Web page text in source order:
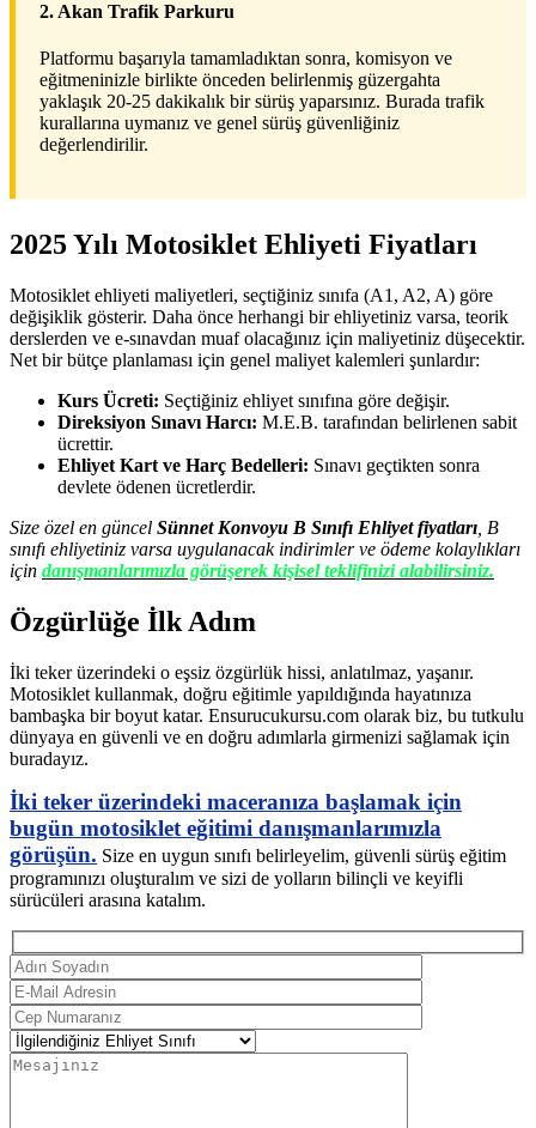
2. Akan Trafik Parkuru
Platformu başarıyla tamamladıktan sonra, komisyon ve
eğitmeninizle birlikte önceden belirlenmiş güzergahta
yaklaşık 20-25 dakikalık bir sürüş yaparsınız. Burada trafik
kurallarına uymanız ve genel sürüş güvenliğiniz
değerlendirilir.
2025 Yılı Motosiklet Ehliyeti Fiyatları
Motosiklet ehliyeti maliyetleri, seçtiğiniz sınıfa (A1, A2, A) göre
değişiklik gösterir. Daha önce herhangi bir ehliyetiniz varsa, teorik
derslerden ve e-sınavdan muaf olacağınız için maliyetiniz düşecektir.
Net bir bütçe planlaması için genel maliyet kalemleri şunlardır:
Kurs Ücreti: Seçtiğiniz ehliyet sınıfına göre değişir.
Direksiyon Sınavı Harcı: M.E.B. tarafından belirlenen sabit
ücrettir.
Ehliyet Kart ve Harç Bedelleri: Sınavı geçtikten sonra
devlete ödenen ücretlerdir.
Size özel en güncel Sünnet Konvoyu B Sınıfı Ehliyet fiyatları , B
sınıfı ehliyetiniz varsa uygulanacak indirimler ve ödeme kolaylıkları
için danışmanlarımızla görüşerek kişisel teklifinizi alabilirsiniz.
Özgürlüğe İlk Adım
İki teker üzerindeki o eşsiz özgürlük hissi, anlatılmaz, yaşanır.
Motosiklet kullanmak, doğru eğitimle yapıldığında hayatınıza
bambaşka bir boyut katar. Ensurucukursu.com olarak biz, bu tutkulu
dünyaya en güvenli ve en doğru adımlarla girmenizi sağlamak için
buradayız.
İki teker üzerindeki maceranıza başlamak için
bugün motosiklet eğitimi danışmanlarımızla
görüşün. Size en uygun sınıfı belirleyelim, güvenli sürüş eğitim
programınızı oluşturalım ve sizi de yolların bilinçli ve keyifli
sürücüleri arasına katalım.